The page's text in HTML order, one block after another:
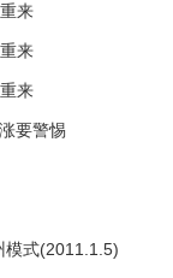
来
来
来
要警惕
模式(2011.1.5)